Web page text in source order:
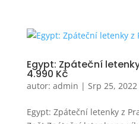
Egypt: Zpáteční
4.990 Kč
autor: admin | Srp 25, 2022
Egypt: Zpáteční letenky z